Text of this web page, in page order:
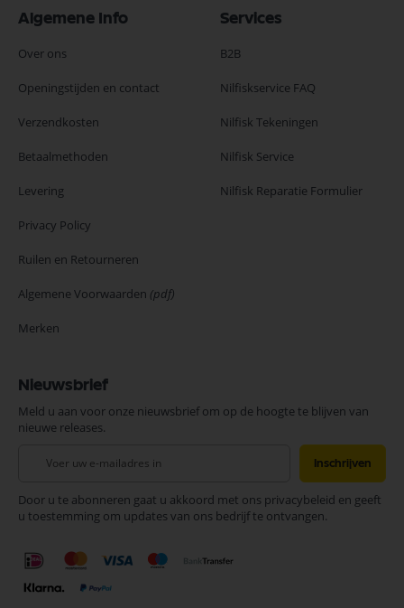
Algemene Info
Over ons
Openingstijden en contact
Verzendkosten
Betaalmethoden
Levering
Privacy Policy
Ruilen en Retourneren
Algemene Voorwaarden (pdf)
Merken
Services
B2B
Nilfiskservice FAQ
Nilfisk Tekeningen
Nilfisk Service
Nilfisk Reparatie Formulier
Nieuwsbrief
Meld u aan voor onze nieuwsbrief om op de hoogte te blijven van
nieuwe releases.
onze
nieuwsbrief
Inschrijven
Door u te abonneren gaat u akkoord met ons privacybeleid en geeft
u toestemming om updates van ons bedrijf te ontvangen.